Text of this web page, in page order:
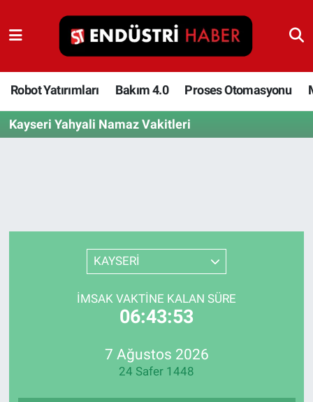
Robot Yatırımları Bakım 4.0 Proses Otomasyonu
Kayseri Yahyali Namaz Vakitleri
KAYSERİ
İMSAK VAKTINE KALAN SÜRE
06:43:53
7 Ağustos 2026
24 Safer 1448
Robot Yatırımları
Bakım 4.0
Proses Otomasyonu
Depolama Çözümleri
İnşaat ve Malzeme
HaberOrtak
Enerjisini Üreten Fabrikalar